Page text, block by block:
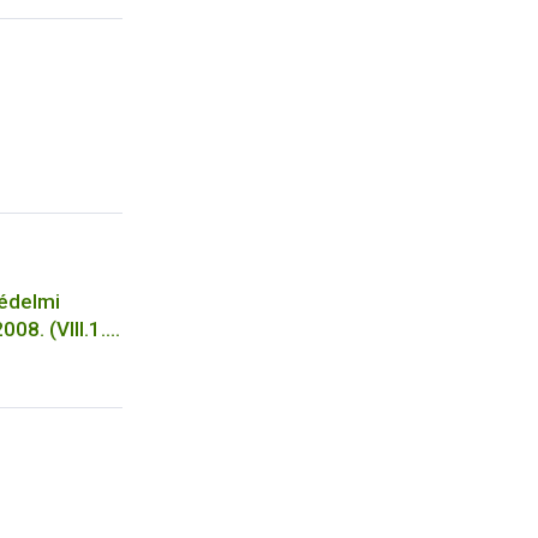
használata
(VIII.1.)